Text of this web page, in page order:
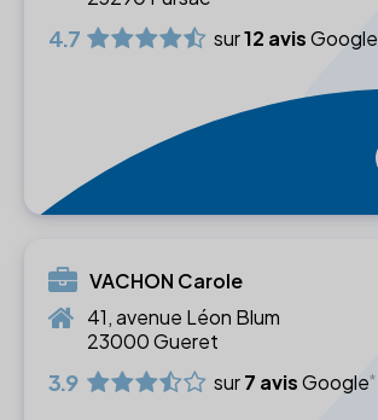
4.7 sur12 avisGoogle
VACHON Carole
41, avenue Léon Blum
23000 Gueret
3.9 sur7 avisGoogle